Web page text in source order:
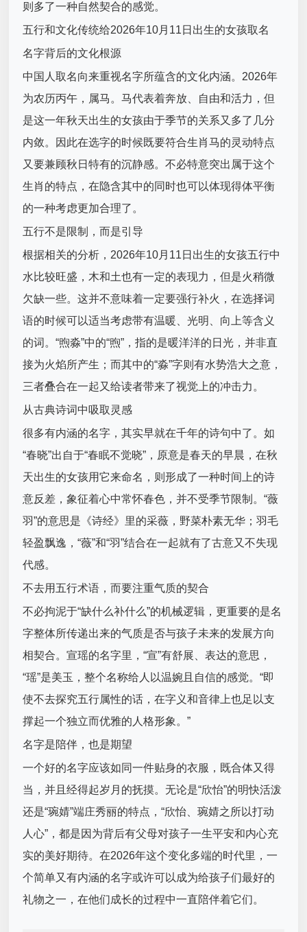
则多了一种自然契合的感觉。
五行和文化传统给2026年10月11日出生的女孩取名
名字背后的文化根源
中国人取名向来重视名字所蕴含的文化内涵。2026年
为农历丙午，属马。马代表着奔放、自由和活力，但
是这一年秋天出生的女孩由于季节的关系又多了几分
内敛。因此在选字的时候既要符合生肖马的灵动特点
又要兼顾秋日特有的沉静感。不必特意突出属于这个
生肖的特点，在隐含其中的同时也可以体现得体平衡
的一种考虑更加合理了。
五行不是限制，而是引导
根据相关的分析，2026年10月11日出生的女孩五行中
水比较旺盛，木和土也有一定的表现力，但是火稍微
欠缺一些。这并不意味着一定要强行补火，在选择词
语的时候可以适当考虑带有温暖、光明、向上等含义
的词。“煦淼”中的“煦”，指的是暖洋洋的日光，并非直
接为火焰所产生；而其中的“淼”字则有水势浩大之意，
三者叠合在一起又给读者带来了视觉上的冲击力。
从古典诗词中吸取灵感
很多有内涵的名字，其实早就在千年的诗句中了。如
“春晓”出自于“春眠不觉晓”，原意是春天的早晨，在秋
天出生的女孩用它来命名，则形成了一种时间上的诗
意反差，象征着心中常怀春色，并不受季节限制。“薇
羽”的意思是《诗经》里的采薇，野菜朴素无华；羽毛
轻盈飘逸，“薇”和“羽”结合在一起就有了古意又不失现
代感。
不去用五行术语，而要注重气质的契合
不必拘泥于“缺什么补什么”的机械逻辑，更重要的是名
字整体所传递出来的气质是否与孩子未来的发展方向
相契合。宣瑶的名字里，“宣”有舒展、表达的意思，
“瑶”是美玉，整个名称给人以温婉且自信的感觉。“即
使不去探究五行属性的话，在字义和音律上也足以支
撑起一个独立而优雅的人格形象。”
名字是陪伴，也是期望
一个好的名字应该如同一件贴身的衣服，既合体又得
当，并且经得起岁月的抚摸。无论是“欣怡”的明快活泼
还是“琬婧”端庄秀丽的特点，“欣怡、琬婧之所以打动
人心”，都是因为背后有父母对孩子一生平安和内心充
实的美好期待。在2026年这个变化多端的时代里，一
个简单又有内涵的名字或许可以成为给孩子们最好的
礼物之一，在他们成长的过程中一直陪伴着它们。